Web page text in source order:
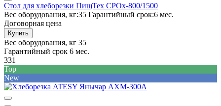
Стол для хлеборезки ПищТех СРОх-800/1500
Вес оборудования, кг:35 Гарантийный срок:6 мес.
Договорная цена
Купить
Вес оборудования, кг 35
Гарантийный срок 6 мес.
331
Top
New